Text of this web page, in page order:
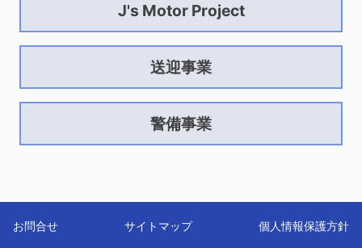
J's Motor Project
送迎事業
警備事業
お問合せ サイトマップ 個人情報保護方針